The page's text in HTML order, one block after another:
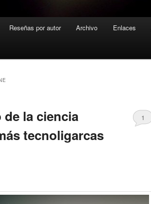
Reseñas por autor Archivo Enlaces
la ciencia
tecnoligarcas
1